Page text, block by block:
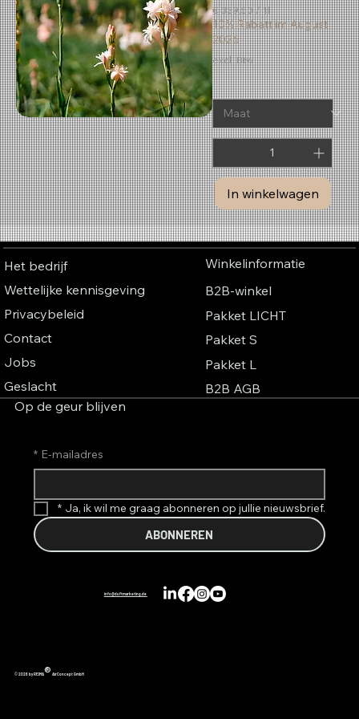
€ 339,50 /1l
€
3
3
9
,
5
0
p
e
r
1
L
i
t
e
r
10% Rabatt im August
2026
excl. Btw
In winkelwagen
Het bedrijf
Wettelijke kennisgeving
Privacybeleid
Contact
Jobs
Geslacht
Winkelinformatie
B2B-winkel
Pakket LICHT
Pakket S
Pakket L
B2B AGB
Op de geur blijven
* E-mailadres
* Ja, ik wil me graag abonneren op jullie nieuwsbrief.
ABONNEREN
info@duftmarketing.de
© 2026 by REIMA® AirConcept GmbH